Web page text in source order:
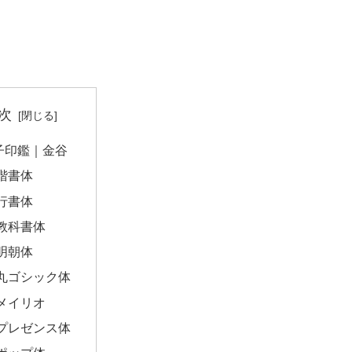
印鑑｜金谷
書体
書体
科書体
朝体
ゴシック体
イリオ
レゼンス体